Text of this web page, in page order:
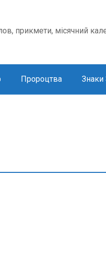
прикмети, місячний
Пророцтва Знаки